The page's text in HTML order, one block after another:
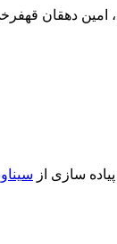
امین دهقان
سازی از